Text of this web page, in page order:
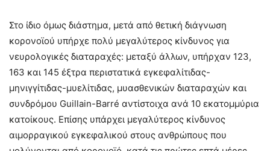
Στο ίδιο όμως διάστημα, μετά από θετική διάγνωση
κορονοϊού υπήρχε πολύ μεγαλύτερος κίνδυνος για
νευρολογικές διαταραχές: μεταξύ άλλων, υπήρχαν 123,
163 και 145 έξτρα περιστατικά εγκεφαλίτιδας-
μηνιγγίτιδας-μυελίτιδας, μυασθενικών διαταραχών και
συνδρόμου Guillain-Barré αντίστοιχα ανά 10 εκατομμύρια
κατοίκους. Επίσης υπάρχει μεγαλύτερος κίνδυνος
αιμορραγικού εγκεφαλικού στους ανθρώπους που